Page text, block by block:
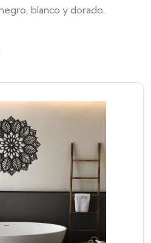
blanco y dorado.